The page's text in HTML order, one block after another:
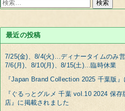
索:
最近の投稿
7/25(金)、8/4(火)…ディナータイムのみ
7/6(月)、8/10(月)、8/15(土)…臨時休業
『Japan Brand Collection 2025 千葉版
『ぐるっとグルメ 千葉 vol.10 2024 保
店』に掲載されました